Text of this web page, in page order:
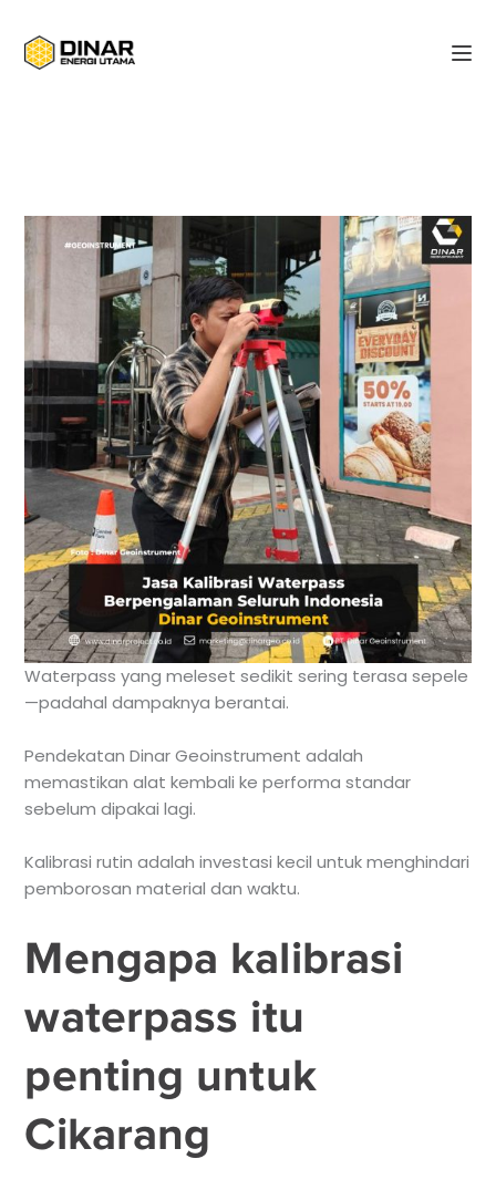
Waterpass yang meleset sedikit sering terasa sepele
—padahal dampaknya berantai.
Pendekatan Dinar Geoinstrument adalah
memastikan alat kembali ke performa standar
sebelum dipakai lagi.
Kalibrasi rutin adalah investasi kecil untuk menghindari
pemborosan material dan waktu.
Mengapa kalibrasi
waterpass itu
penting untuk
Cikarang